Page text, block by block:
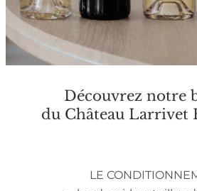
Découvrez notre
du Château Larrivet
LE